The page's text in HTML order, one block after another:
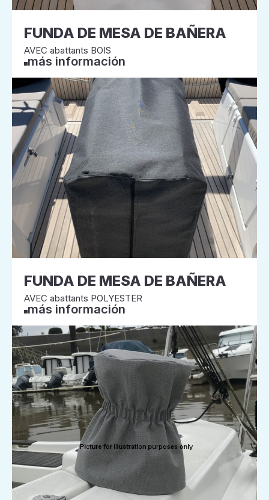
FUNDA DE MESA DE BAÑERA
AVEC abattants BOIS
más información
FUNDA DE MESA DE BAÑERA
AVEC abattants POLYESTER
más información